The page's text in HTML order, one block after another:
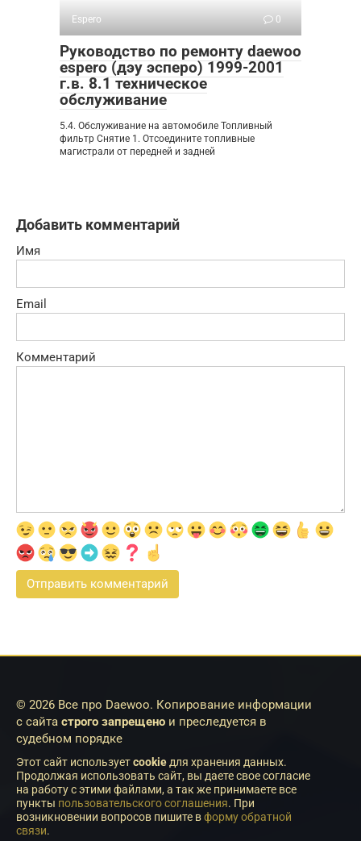
Espero 0
Руководство по ремонту daewoo
espero (дэу эсперо) 1999-2001
г.в. 8.1 техническое
обслуживание
5.4. Обслуживание на автомобиле Топливный
фильтр Снятие 1. Отсоедините топливные
магистрали от передней и задней
Добавить комментарий
Имя
Email
Комментарий
© 2026 Все про Daewoo. Копирование информации
с сайта строго запрещено и преследуется в
судебном порядке
Этот сайт используетcookie для хранения данных.
Продолжая использовать сайт, вы даете свое согласие
на работу с этими файлами, а так же принимаете все
пункты пользовательского соглашения. При
возникновении вопросов пишите вформу обратной
связи.